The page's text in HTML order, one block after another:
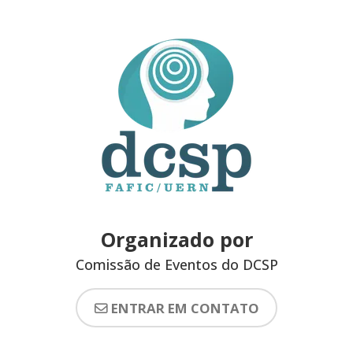
Organizado por
Comissão de Eventos do DCSP
ENTRAR EM CONTATO